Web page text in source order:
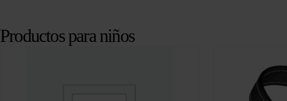
Productos para niños